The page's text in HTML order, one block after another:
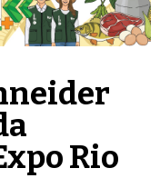
Rio